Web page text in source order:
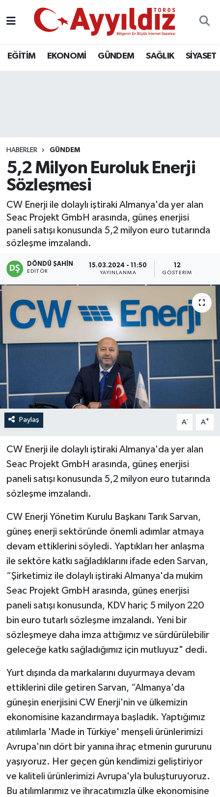
EĞİTİM EKONOMİ GÜNDEM SAĞLIK SİYASET
HABERLER GÜNDEM
5,2 Milyon Euroluk Enerji
Sözleşmesi
CW Enerji ile dolaylı iştiraki Almanya'da yer alan
Seac Projekt GmbH arasında, güneş enerjisi
paneli satışı konusunda 5,2 milyon euro tutarında
sözleşme imzalandı.
DÖNDÜ ŞAHİN
EDITÖR
15.03.2024 - 11:50
YAYINLANMA
12
GÖSTERIM
Paylaş A- A+
CW Enerji ile dolaylı iştiraki Almanya'da yer alan
Seac Projekt GmbH arasında, güneş enerjisi
paneli satışı konusunda 5,2 milyon euro tutarında
sözleşme imzalandı.
CW Enerji Yönetim Kurulu Başkanı Tarık Sarvan,
güneş enerji sektöründe önemli adımlar atmaya
devam ettiklerini söyledi. Yaptıkları her anlaşma
ile sektöre katkı sağladıklarını ifade eden Sarvan,
“Şirketimiz ile dolaylı iştiraki Almanya'da mukim
Seac Projekt GmbH arasında, güneş enerjisi
paneli satışı konusunda, KDV hariç 5 milyon 220
bin euro tutarlı sözleşme imzalandı. Yeni bir
sözleşmeye daha imza attığımız ve sürdürülebilir
geleceğe katkı sağladığımız için mutluyuz" dedi.
Yurt dışında da markalarını duyurmaya devam
ettiklerini dile getiren Sarvan, “Almanya'da
güneşin enerjisini CW Enerji'nin ve ülkemizin
ekonomisine kazandırmaya başladık. Yaptığımız
atılımlarla 'Made in Türkiye' menşeli ürünlerimizi
Avrupa'nın dört bir yanına ihraç etmenin gururunu
yaşıyoruz. Her geçen gün kendimizi geliştiriyor
ve kaliteli ürünlerimizi Avrupa'yla buluşturuyoruz.
Bu atılımlarımız ve ihracatımızla ülke ekonomisine